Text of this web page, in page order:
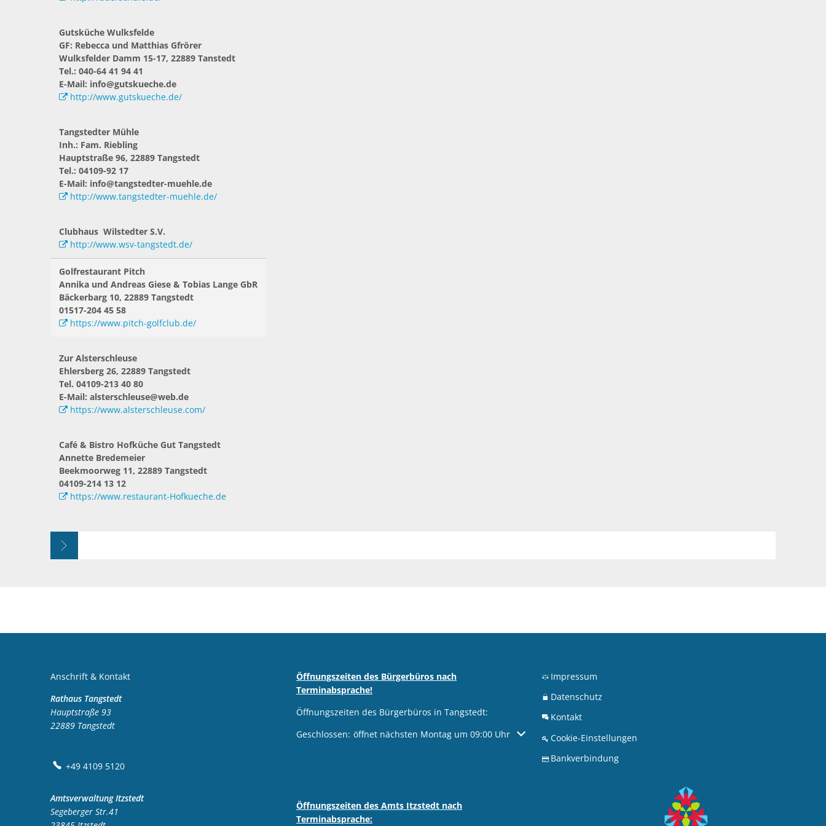
Gutsküche Wulksfelde
GF: Rebecca und Matthias Gfrörer
Wulksfelder Damm 15-17, 22889 Tanstedt
Tel.: 040-64 41 94 41
E-Mail: info@gutskueche.de
http://www.gutskueche.de/
Tangstedter Mühle
Inh.: Fam. Riebling
Hauptstraße 96, 22889 Tangstedt
Tel.: 04109-92 17
E-Mail: info@tangstedter-muehle.de
http://www.tangstedter-muehle.de/
Clubhaus Wilstedter S.V.
http://www.wsv-tangstedt.de/
Golfrestaurant Pitch
Annika und Andreas Giese & Tobias Lange GbR
Bäckerbarg 10, 22889 Tangstedt
01517-204 45 58
https://www.pitch-golfclub.de/
Zur Alsterschleuse
Ehlersberg 26, 22889 Tangstedt
Tel. 04109-213 40 80
E-Mail: alsterschleuse@web.de
https://www.alsterschleuse.com/
Café & Bistro Hofküche Gut Tangstedt
Annette Bredemeier
Beekmoorweg 11, 22889 Tangstedt
04109-214 13 12
https://www.restaurant-Hofkueche.de
Anschrift & Kontakt
Rathaus Tangstedt
Hauptstraße 93
22889 Tangstedt
+49 4109 5120
Amtsverwaltung Itzstedt
Segeberger Str.41
Öffnungszeiten des Bürgerbüros nach
Terminabsprache!
Öffnungszeiten des Bürgerbüros in Tangstedt:
Klicken, um weitere Öffnungs- oder Schließzeiten auszublenden
Geschlossen: öffnet nächsten Montag um 09:00 Uhr
Öffnungszeiten des Amts Itzstedt nach
Terminabsprache:
Impressum
Datenschutz
Kontakt
Cookie-Einstellungen
Bankverbindung